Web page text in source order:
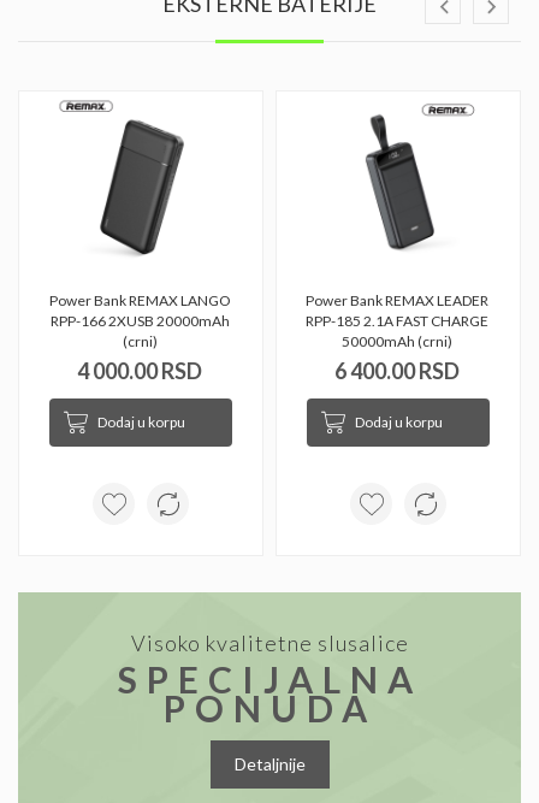
Power Bank REMAX LANGO
RPP-166 2XUSB 20000mAh
(crni)
4 000.00 RSD
Dodaj u korpu
Power Bank REMAX LEADER
RPP-185 2.1A FAST CHARGE
50000mAh (crni)
6 400.00 RSD
Dodaj u korpu
Visoko kvalitetne slusalice
SPECIJALNA
PONUDA
Detaljnije